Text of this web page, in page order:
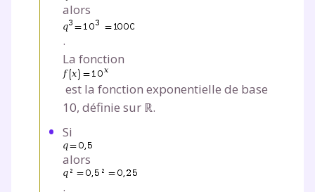
alors
.
La fonction
est la fonction exponentielle de base
10, définie sur ℝ.
Si
alors
.